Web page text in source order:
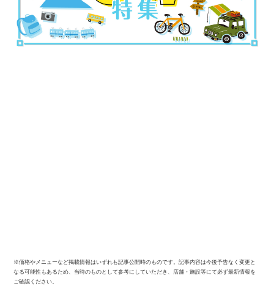
※価格やメニューなど掲載情報はいずれも記事公開時のものです。記事内容は今後予告なく変更と
なる可能性もあるため、当時のものとして参考にしていただき、店舗・施設等にて必ず最新情報を
ご確認ください。